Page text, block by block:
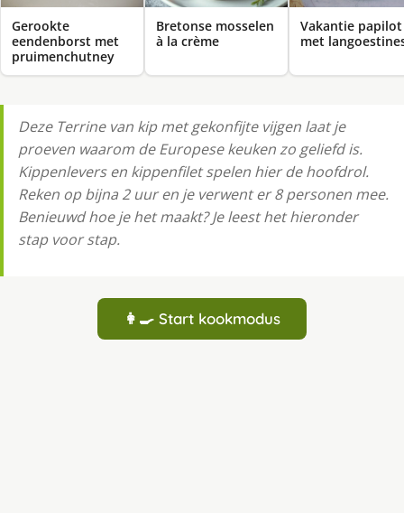
Gerookte
eendenborst met
pruimenchutney
Bretonse mosselen
à la crème
Vakantie papilot
met
Deze Terrine van kip met gekonfijte vijgen laat je
proeven waarom de Europese keuken zo geliefd is.
Kippenlevers en kippenfilet spelen hier de hoofdrol.
Reken op bijna 2 uur en je verwent er 8 personen mee.
Benieuwd hoe je het maakt? Je leest het hieronder
stap voor stap.
👩‍🍳 Start kookmodus